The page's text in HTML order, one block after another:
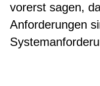
vorerst sagen,
Anforderungen